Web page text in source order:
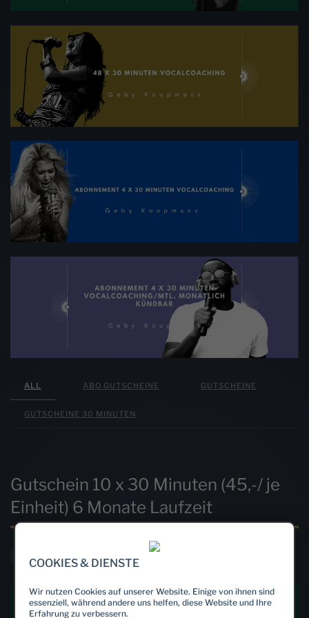
ALL ABO GUTSCHEINE GUTSCHEINE
GUTSCHEINE 30 MINUTEN
Gutschein 10 x 30 Minuten (45,-/ je
Einheit) 6 Monate Laufzeit
COOKIES & DIENSTE
Wir nutzen Cookies auf unserer Website. Einige von ihnen sind
essenziell, während andere uns helfen, diese Website und Ihre
Erfahrung zu verbessern.